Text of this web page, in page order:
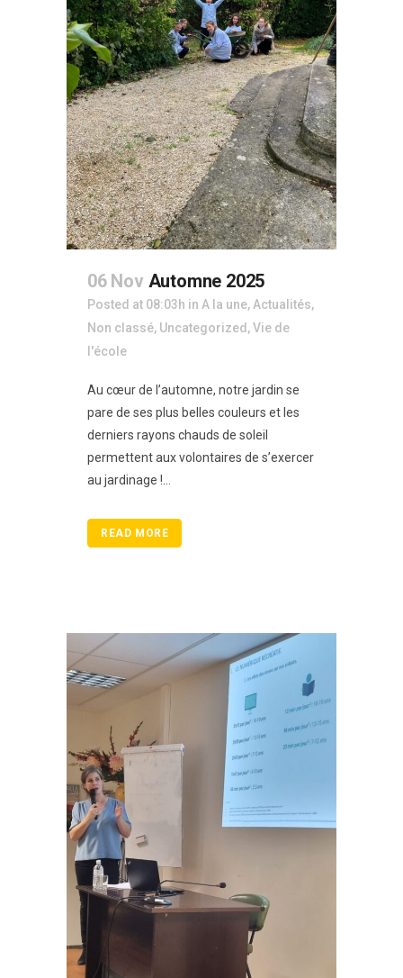
06 Nov Automne 2025
Posted at 08:03h in A la une,Actualités,
Non classé, Uncategorized ,Vie de
l'école
Au cœur de l’automne, notre jardin se
pare de ses plus belles couleurs et les
derniers rayons chauds de soleil
permettent aux volontaires de s’exercer
au jardinage !...
READ MORE